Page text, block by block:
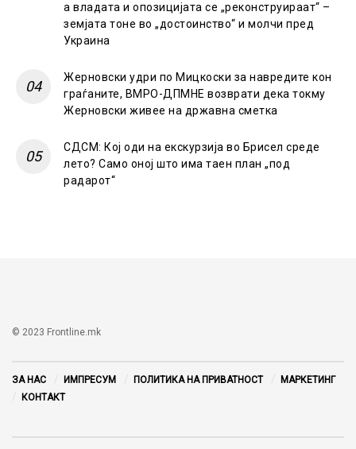
а владата и опозицијата се „реконструираат“ –
земјата тоне во „достоинство“ и молчи пред
Украина
Жерновски удри по Мицкоски за навредите кон
граѓаните, ВМРО-ДПМНЕ возврати дека токму
Жерновски живее на државна сметка
СДСМ: Кој оди на екскурзија во Брисел среде
лето? Само оној што има таен план „под
радарот“
© 2023 Frontline.mk
ЗА НАС ИМПРЕСУМ ПОЛИТИКА НА ПРИВАТНОСТ
МАРКЕТИНГ
КОНТАКТ